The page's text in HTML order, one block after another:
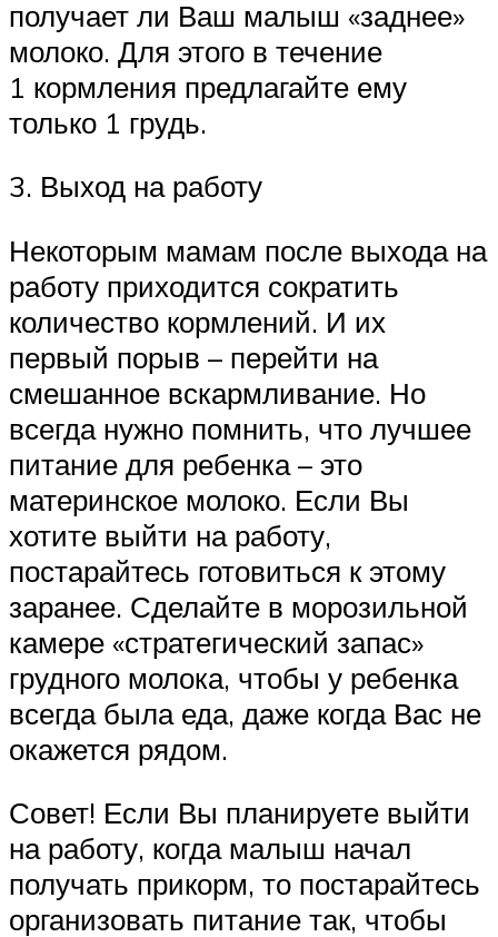
получает ли Ваш малыш «заднее»
молоко. Для этого в течение
1 кормления предлагайте ему
только 1 грудь.
3. Выход на работу
Некоторым мамам после выхода на
работу приходится сократить
количество кормлений. И их
первый порыв – перейти на
смешанное вскармливание. Но
всегда нужно помнить, что лучшее
питание для ребенка – это
материнское молоко. Если Вы
хотите выйти на работу,
постарайтесь готовиться к этому
заранее. Сделайте в морозильной
камере «стратегический запас»
грудного молока, чтобы у ребенка
всегда была еда, даже когда Вас не
окажется рядом.
Совет! Если Вы планируете выйти
на работу, когда малыш начал
получать прикорм, то постарайтесь
организовать питание так, чтобы